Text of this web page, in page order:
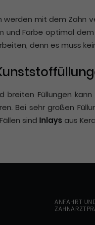
mit dem Zahn
und Farbe optimal
denn es muss
breiten Füllungen
Bei sehr großen
sind Inlays aus
ANFAHRT